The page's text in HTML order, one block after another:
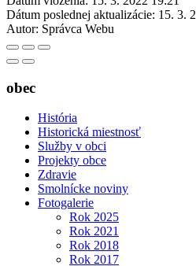
Dátum poslednej aktualizácie: 15. 3.
Autor: Správca Webu
obec
História
Historická miestnosť
Služby v obci
Projekty obce
Zdravie
Smolnícke noviny
Fotogalerie
Rok 2025
Rok 2021
Rok 2018
Rok 2017